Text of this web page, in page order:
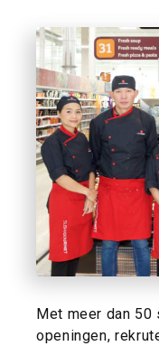
Met meer dan 50
openingen,